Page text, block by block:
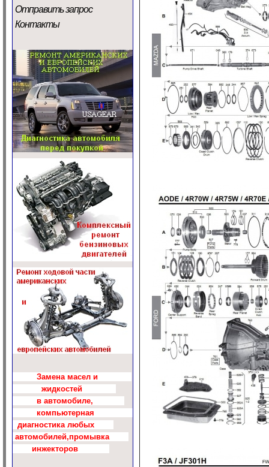
Отправить запрос
Контакты
Замена масел и
жидкостей
в автомобиле,
компьютерная
диагностика любых
автомобилей,промывка
инжекторов